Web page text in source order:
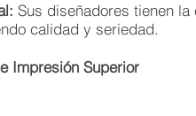
Sus diseñadores tienen
calidad y seriedad.
Impresión Superior